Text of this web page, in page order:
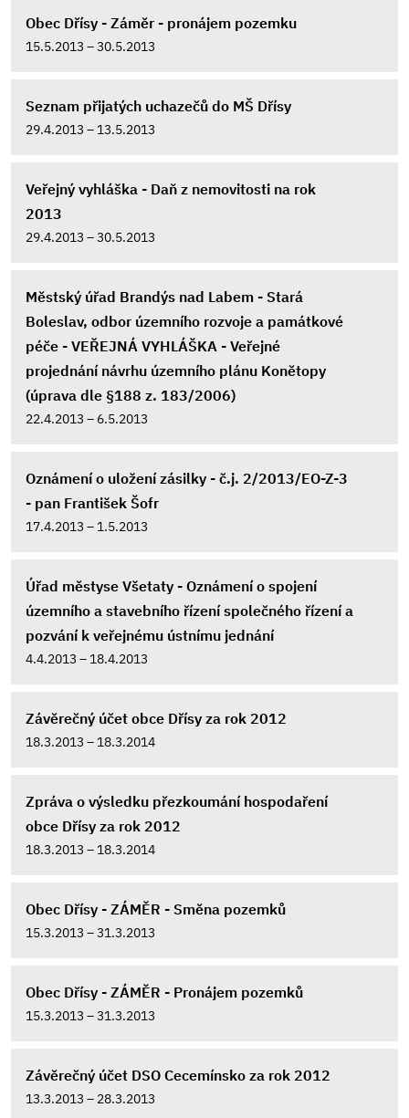
Obec Dřísy - Záměr - pronájem pozemku
15.5.2013 – 30.5.2013
Seznam přijatých uchazečů do MŠ Dřísy
29.4.2013 – 13.5.2013
Veřejný vyhláška - Daň z nemovitosti na rok
2013
29.4.2013 – 30.5.2013
Městský úřad Brandýs nad Labem - Stará
Boleslav, odbor územního rozvoje a památkové
péče - VEŘEJNÁ VYHLÁŠKA - Veřejné
projednání návrhu územního plánu Konětopy
(úprava dle §188 z. 183/2006)
22.4.2013 – 6.5.2013
Oznámení o uložení zásilky - č.j. 2/2013/EO-Z-3
- pan František Šofr
17.4.2013 – 1.5.2013
Úřad městyse Všetaty - Oznámení o spojení
územního a stavebního řízení společného řízení a
pozvání k veřejnému ústnímu jednání
4.4.2013 – 18.4.2013
Závěrečný účet obce Dřísy za rok 2012
18.3.2013 – 18.3.2014
Zpráva o výsledku přezkoumání hospodaření
obce Dřísy za rok 2012
18.3.2013 – 18.3.2014
Obec Dřísy - ZÁMĚR - Směna pozemků
15.3.2013 – 31.3.2013
Obec Dřísy - ZÁMĚR - Pronájem pozemků
15.3.2013 – 31.3.2013
Závěrečný účet DSO Cecemínsko za rok 2012
13.3.2013 – 28.3.2013